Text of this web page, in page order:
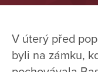
V úterý před
byli na zámku,